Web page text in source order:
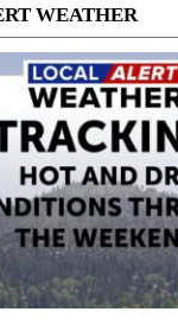
WEATHER